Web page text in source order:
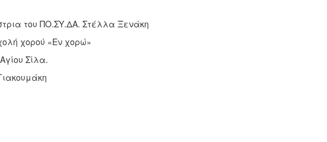
του ΠΟ.ΣΥ.ΔΑ. Στέλλα Ξενάκη
χορού «Εν χορώ»
Σίλα.